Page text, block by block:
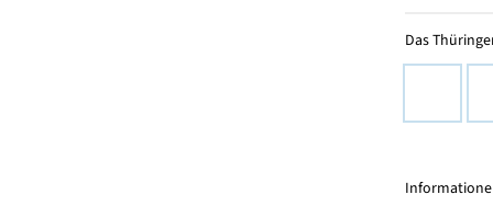
Das